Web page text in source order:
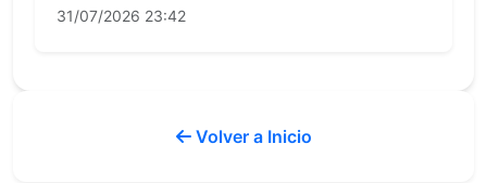
31/07/2026 23:42
Volver a Inicio